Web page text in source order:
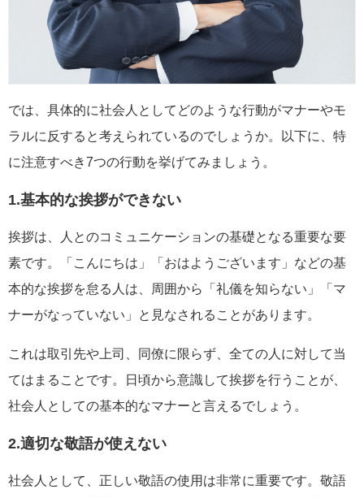
では、具体的に社会人としてどのような行動がマナーやモ
ラルに反すると考えられているのでしょうか。以下に、特
に注意すべき7つの行動を挙げてみましょう。
1.基本的な挨拶ができない
挨拶は、人とのコミュニケーションの基礎となる重要な要
素です。「こんにちは」「おはようございます」などの基
本的な挨拶を怠る人は、周囲から「礼儀を知らない」「マ
ナーがなっていない」と見なされることがあります。
これは取引先や上司、同僚に限らず、全ての人に対して当
てはまることです。日頃から意識して挨拶を行うことが、
社会人としての基本的なマナーと言えるでしょう。
2.適切な敬語が使えない
社会人として、正しい敬語の使用は非常に重要です。敬語